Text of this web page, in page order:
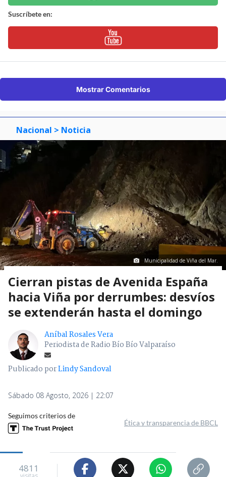
Suscríbete en:
Mostrar Comentarios
Nacional > Noticia
Municipalidad de Viña del Mar.
Cierran pistas de Avenida España
hacia Viña por derrumbes: desvíos
se extenderán hasta el domingo
Aníbal Rosales Vera
Periodista de Radio Bío Bío Valparaíso
Publicado porLindy Sandoval
Sábado 08 Agosto, 2026 | 22:07
Seguimos criterios de
Ética y transparencia de BBCL
4811